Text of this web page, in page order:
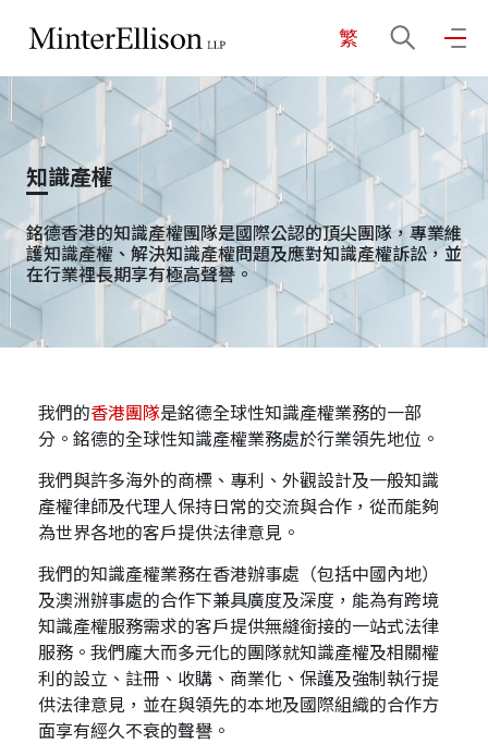
繁
EN 繁
主頁
關於我們
業務領域
社區投入
應屆畢業生招聘
聯絡我們
最新消息
知識產權
銘德香港的知識產權團隊是國際公認的頂尖團隊，專業維
護知識產權、解決知識產權問題及應對知識產權訴訟，並
在行業裡長期享有極高聲譽。
我們的香港團隊是銘德全球性知識產權業務的一部
分。銘德的全球性知識產權業務處於行業領先地位。
我們與許多海外的商標、專利、外觀設計及一般知識
產權律師及代理人保持日常的交流與合作，從而能夠
為世界各地的客戶提供法律意見。
我們的知識產權業務在香港辦事處（包括中國內地）
及澳洲辦事處的合作下兼具廣度及深度，能為有跨境
知識產權服務需求的客戶提供無縫銜接的一站式法律
服務。我們龐大而多元化的團隊就知識產權及相關權
利的設立、註冊、收購、商業化、保護及強制執行提
供法律意見，並在與領先的本地及國際組織的合作方
面享有經久不衰的聲譽。